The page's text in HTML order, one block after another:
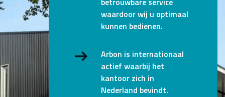
waardoor wij u optimaal
kunnen bedienen.
Arbon is internationaal
actief waarbij het
kantoor zich in
Nederland bevindt.